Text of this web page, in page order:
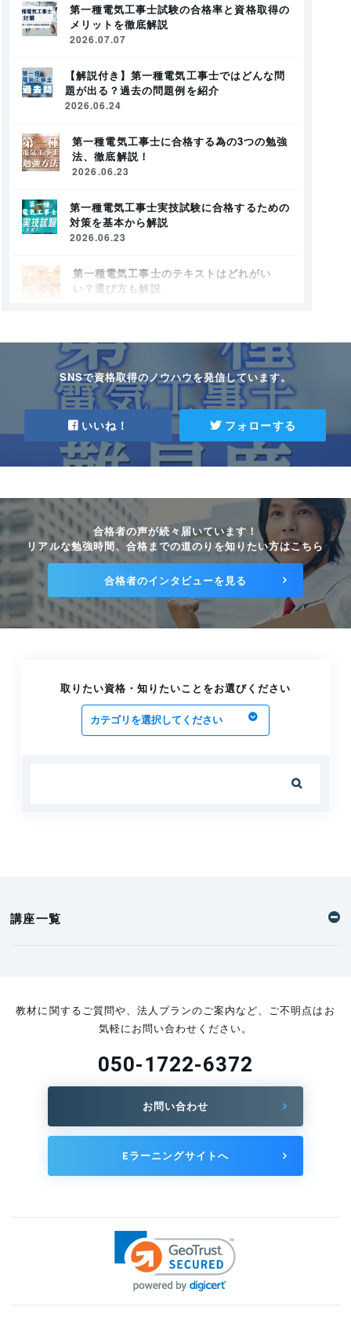
第一種電気工事士試験の合格率と資格取得の
メリットを徹底解説
2026.07.07
【解説付き】第一種電気工事士ではどんな問
題が出る？過去の問題例を紹介
2026.06.24
第一種電気工事士に合格する為の3つの勉強
法、徹底解説！
2026.06.23
第一種電気工事士実技試験に合格するための
対策を基本から解説
2026.06.23
第一種電気工事士のテキストはどれがい
い？選び方も解説
違いも押さえよう
2026.06.23
第一種電気工事士になるには？合格に必要な
勉強時間と学科試験・技能試験の対策法
2026.06.23
第一種電気工事士の技能試験に必要な工具
2026.06.23
第一種電気工事士の受験票が届くのはいつ？
届かない時の対応や注意事項
2025.03.07
第一種電気工事士の免状申請に必要な実務経
験とは？申請手順、定期講習についても解説
2025.03.07
ールを紹介！
2025.03.07
第一種電気工事士の必勝方法【暗記】を効
SNSで資格取得のノウハウを発信しています。
いいね！ フォローする
合格者の声が続々届いています！
リアルな勉強時間、合格までの道のりを知りたい方はこちら
合格者のインタビューを見る
取りたい資格・知りたいことをお選びください

講座一覧
教材に関するご質問や、法人プランのご案内など、ご不明点はお
気軽にお問い合わせください。
050-1722-6372
お問い合わせ
Eラーニングサイトへ